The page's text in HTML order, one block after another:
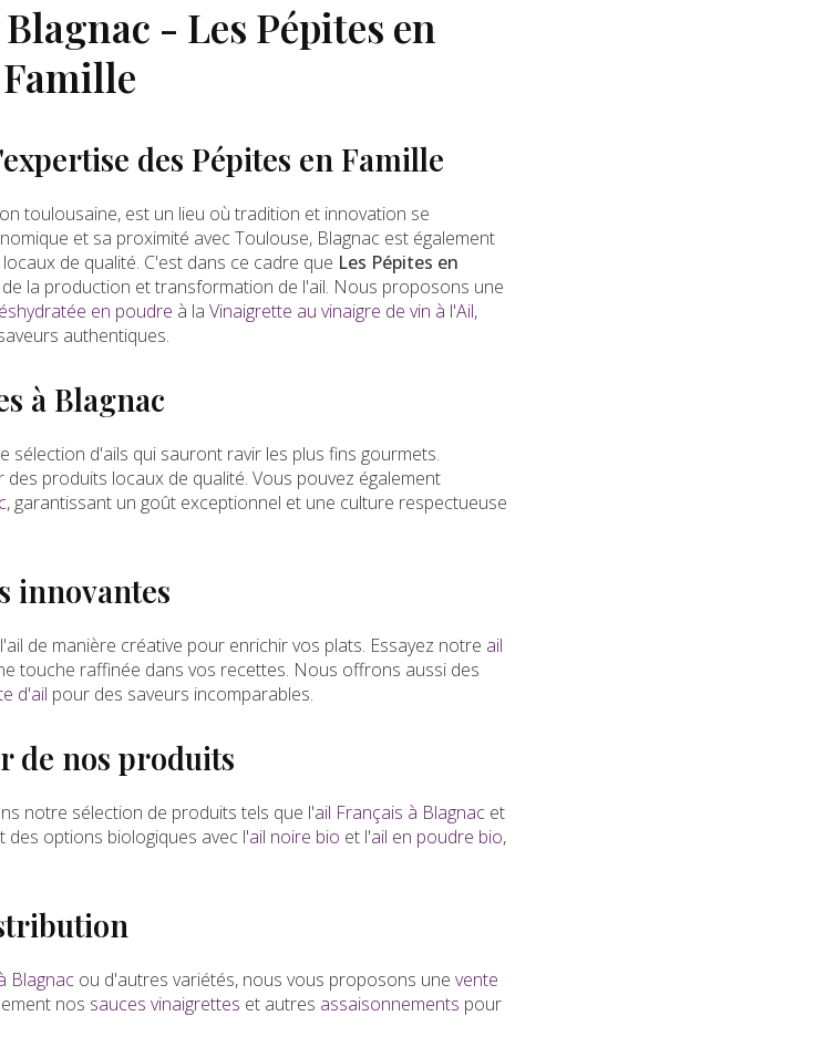
- Les Pépites en
Famille
des Pépites en Famille
toulousaine, est un lieu où tradition et innovation se
et sa proximité avec Toulouse, Blagnac est également
de qualité. C'est dans ce cadre que Les Pépites en
la production et transformation de l'ail. Nous proposons une
en poudre à la Vinaigrette au vinaigre de vin à l'Ail,
authentiques.
à Blagnac
d'ails qui sauront ravir les plus fins gourmets.
des produits locaux de qualité. Vous pouvez également
, garantissant un goût exceptionnel et une culture respectueuse
innovantes
de manière créative pour enrichir vos plats. Essayez notre ail
touche raffinée dans vos recettes. Nous offrons aussi des
d'ail pour des saveurs incomparables.
de nos produits
notre sélection de produits tels que l'ail Français à Blagnac et
options biologiques avec l'ail noire bio et l'ail en poudre bio,
Blagnac ou d'autres variétés, nous vous proposons une vente
nos sauces vinaigrettes et autres assaisonnements pour